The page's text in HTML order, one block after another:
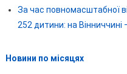
За час повномасштабної
252 дитини: на Вінниччині
Новини по місяцях